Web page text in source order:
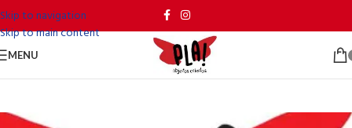
Skip to navigation
Skip to main content
MENU